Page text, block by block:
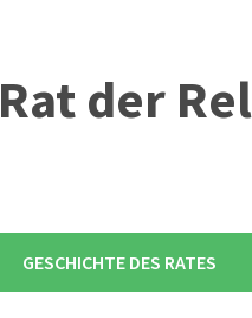
Rat der
GESCHICHTE DES RATES